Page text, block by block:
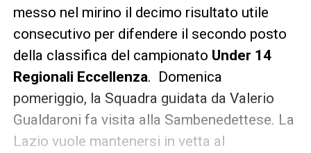
messo nel mirino il decimo risultato utile
consecutivo per difendere il secondo posto
della classifica del campionato Under 14
Regionali Eccellenza. Domenica
pomeriggio, la Squadra guidata da Valerio
Gualdaroni fa visita alla Sambenedettese. La
Lazio vuole mantenersi in vetta al